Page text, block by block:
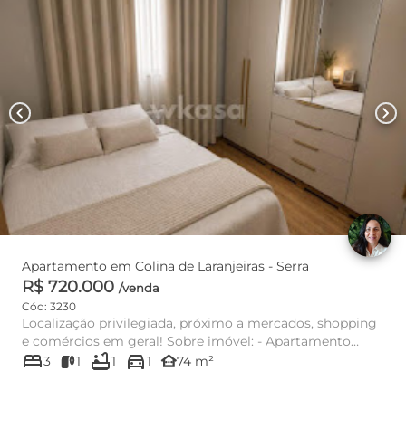
chevron_left chevron_right
Apartamento em Colina de Laranjeiras - Serra
R$ 720.000 /venda
Cód: 3230
Localização privilegiada, próximo a mercados, shopping
e comércios em geral! Sobre imóvel: - Apartamento
Reformado...
bed3 1 bathtub1 directions_car1 other_houses74 m²